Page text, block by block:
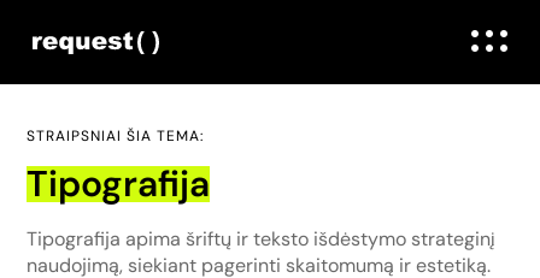
STRAIPSNIAI ŠIA TEMA:
Tipografija
Tipografija apima šriftų ir teksto išdėstymo strateginį
naudojimą, siekiant pagerinti skaitomumą ir estetiką.